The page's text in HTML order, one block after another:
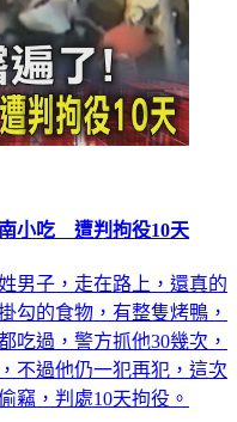
小吃 遭判拘役10天
男子，走在路上，還真的
勾的食物，有整隻烤鴨，
吃過，警方抓他30幾次，
不過他仍一犯再犯，這次
竊，判處10天拘役。